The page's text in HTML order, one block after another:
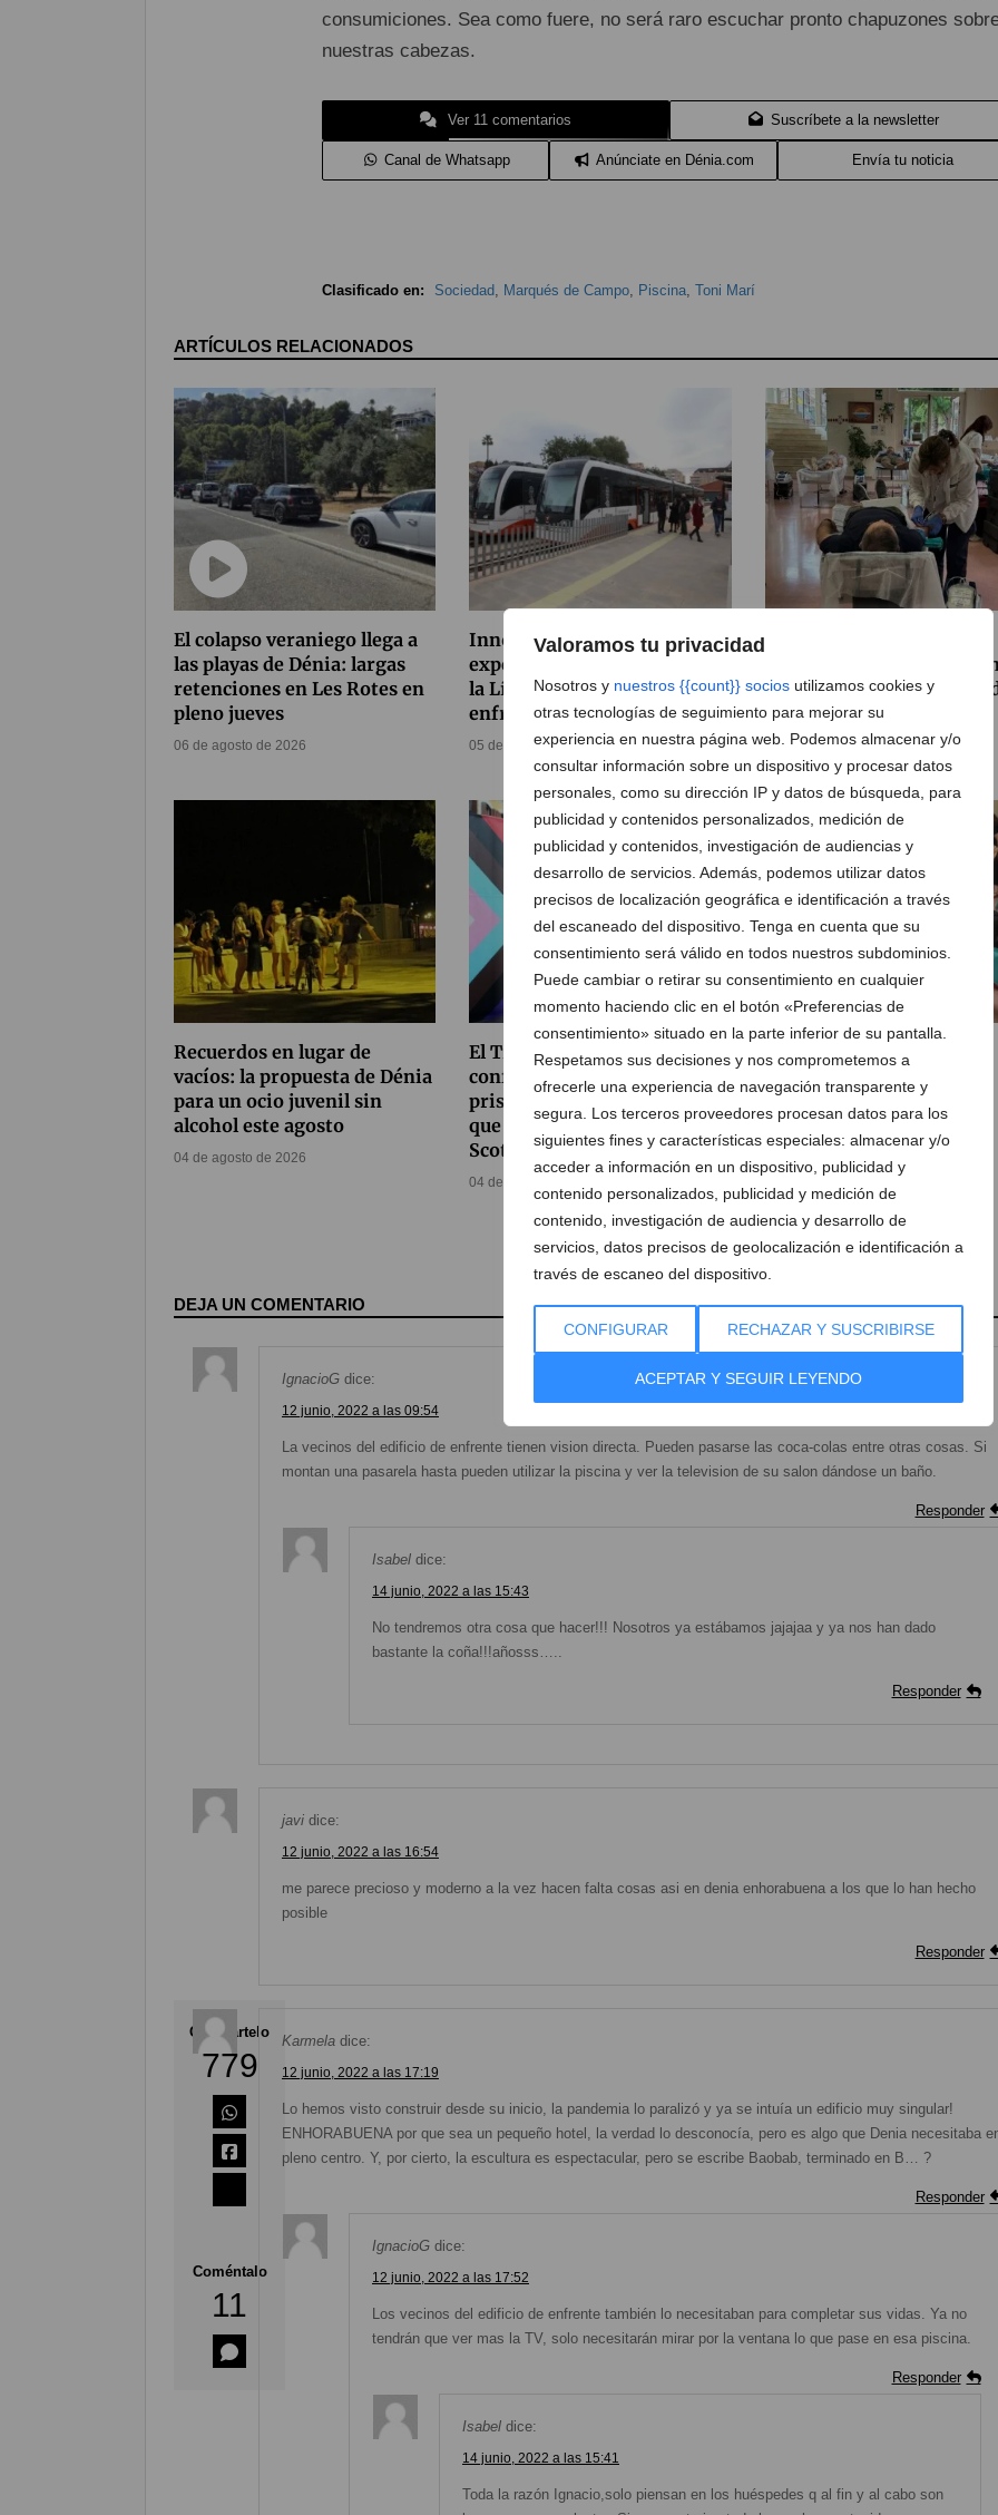
Valoramos tu privacidad
Nosotros y nuestros {{count}} socios utilizamos cookies y
otras tecnologías de seguimiento para mejorar su
experiencia en nuestra página web. Podemos almacenar y/o
consultar información sobre un dispositivo y procesar datos
personales, como su dirección IP y datos de búsqueda, para
publicidad y contenidos personalizados, medición de
publicidad y contenidos, investigación de audiencias y
desarrollo de servicios. Además, podemos utilizar datos
precisos de localización geográfica e identificación a través
del escaneado del dispositivo. Tenga en cuenta que su
consentimiento será válido en todos nuestros subdominios.
Puede cambiar o retirar su consentimiento en cualquier
momento haciendo clic en el botón «Preferencias de
consentimiento» situado en la parte inferior de su pantalla.
Respetamos sus decisiones y nos comprometemos a
ofrecerle una experiencia de navegación transparente y
segura. Los terceros proveedores procesan datos para los
siguientes fines y características especiales: almacenar y/o
acceder a información en un dispositivo, publicidad y
contenido personalizados, publicidad y medición de
contenido, investigación de audiencia y desarrollo de
servicios, datos precisos de geolocalización e identificación a
través de escaneo del dispositivo.
CONFIGURAR RECHAZAR Y SUSCRIBIRSE
ACEPTAR Y SEGUIR LEYENDO
Compártelo
779
Coméntalo
11
consumiciones. Sea como fuere, no será raro escuchar pronto chapuzones
nuestras cabezas.
Ver 11 comentarios Suscríbete a la newsletter
Canal de Whatsapp Anúnciate en Dénia.com Envía tu noticia
Clasificado en: Sociedad Marqués de Campo, Piscina, Toni Marí
ARTÍCULOS RELACIONADOS
El colapso veraniego llega a
las playas de Dénia: largas
retenciones en Les Rotes en
pleno jueves
06 de agosto de 2026
Innovación contra el calor:
experimentos con pintura en
la Línea 9 del TRAM para
enfriar los raíles
05 de agosto de 2026
compromiso solidario
una jornada de donación
sangre
05 de agosto de 2026
Recuerdos en lugar de
vacíos: la propuesta de Dénia
para un ocio juvenil sin
alcohol este agosto
04 de agosto de 2026
El Tribunal Supremo
confirma la condena de
prisión al expolicía de Dénia
que acosó al concejal Javier
Scotto
04 de agosto de 2026
La donación de sangre
festera en Dénia logra 51
unidades
03 de agosto de 2026
DEJA UN COMENTARIO
IgnacioG dice:
12 junio, 2022 a las 09:54
La vecinos del edificio de enfrente tienen vision directa. Pueden pasarse las coca-colas entre otras cosas. Si
montan una pasarela hasta pueden utilizar la piscina y ver la television de su salon dándose un baño.
Responder
Isabel dice:
14 junio, 2022 a las 15:43
No tendremos otra cosa que hacer!!! Nosotros ya estábamos jajajaa y ya nos han dado
bastante la coña!!!añosss…..
Responder
javi dice:
12 junio, 2022 a las 16:54
me parece precioso y moderno a la vez hacen falta cosas asi en denia enhorabuena a los que lo han hecho
posible
Responder
Karmela dice:
12 junio, 2022 a las 17:19
Lo hemos visto construir desde su inicio, la pandemia lo paralizó y ya se intuía un edificio muy singular!
ENHORABUENA por que sea un pequeño hotel, la verdad lo desconocía, pero es algo que Denia necesitaba
pleno centro. Y, por cierto, la escultura es espectacular, pero se escribe Baobab, terminado en B… ?
Responder
IgnacioG dice:
12 junio, 2022 a las 17:52
Los vecinos del edificio de enfrente también lo necesitaban para completar sus vidas. Ya no
tendrán que ver mas la TV, solo necesitarán mirar por la ventana lo que pase en esa piscina.
Responder
Isabel dice:
14 junio, 2022 a las 15:41
Toda la razón Ignacio,solo piensan en los huéspedes q al fin y al cabo son